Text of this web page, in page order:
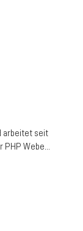
arbeitet seit
Webe...